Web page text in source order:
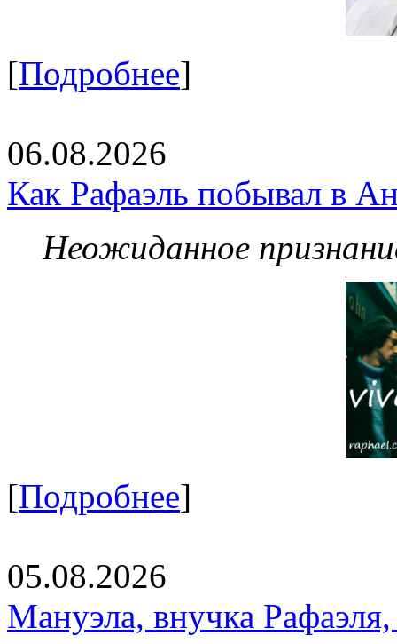
[Подробнее]
06.08.2026
Как Рафаэль побывал в
Неожиданное
[Подробнее]
05.08.2026
Мануэла, внучка